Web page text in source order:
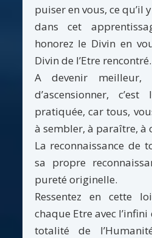
puiser en vous, ce qu’il
dans cet
honorez le Divin en
Divin de l’Etre rencontré.
A devenir
d’ascensionner,
pratiquée, car tous,
à sembler, à paraître, à
La reconnaissance de
sa propre
pureté originelle.
Ressentez en cette
chaque Etre avec
totalité de